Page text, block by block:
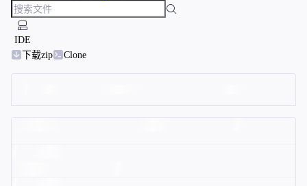
IDE
下载zip
Clone